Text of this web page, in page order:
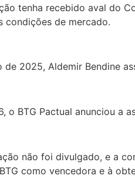
tenha recebido aval do
condições de mercado.
de 2025, Aldemir Bendine
o BTG Pactual anunciou a
não foi divulgado, e a
como vencedora e à